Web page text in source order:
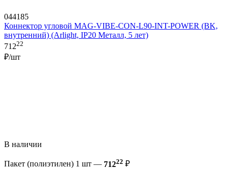
044185
Коннектор угловой MAG-VIBE-CON-L90-INT-POWER (BK,
внутренний) (Arlight, IP20 Металл, 5 лет)
71222
₽/шт
В наличии
Пакет (полиэтилен) 1 шт — 71222 ₽